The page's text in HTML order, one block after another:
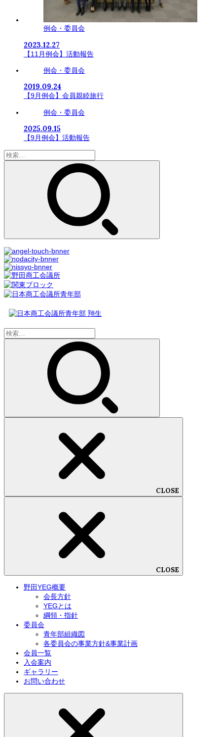
例会・委員会
2023.12.27
【11月例会】活動報告
例会・委員会
2019.09.24
【9月例会】会員親睦旅行
例会・委員会
2025.09.15
【9月例会】活動報告
検
索:
検
索:
CLOSE
CLOSE
野田YEG概要
会長方針
YEGとは
綱領・指針
委員会
青年部組織図
各委員会の事業方針&事業計画
会員一覧
入会案内
ギャラリー
お問い合わせ